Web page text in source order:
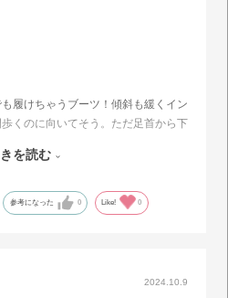
履けちゃうブーツ！傾斜も緩くイン
くのに向いてそう。ただ足首から下
。でも形は可愛いししっかり盛れる
を読む
参考になった 0 Like! 0
2024.10.9